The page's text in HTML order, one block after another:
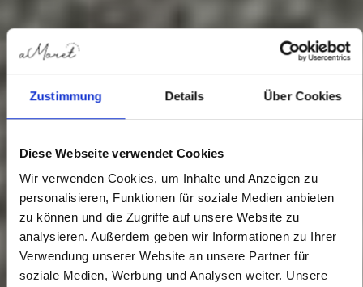
Zustimmung Details Über Cookies
Diese Webseite verwendet Cookies
Wir verwenden Cookies, um Inhalte und Anzeigen zu
personalisieren, Funktionen für soziale Medien anbieten
zu können und die Zugriffe auf unsere Website zu
analysieren. Außerdem geben wir Informationen zu Ihrer
Verwendung unserer Website an unsere Partner für
soziale Medien, Werbung und Analysen weiter. Unsere